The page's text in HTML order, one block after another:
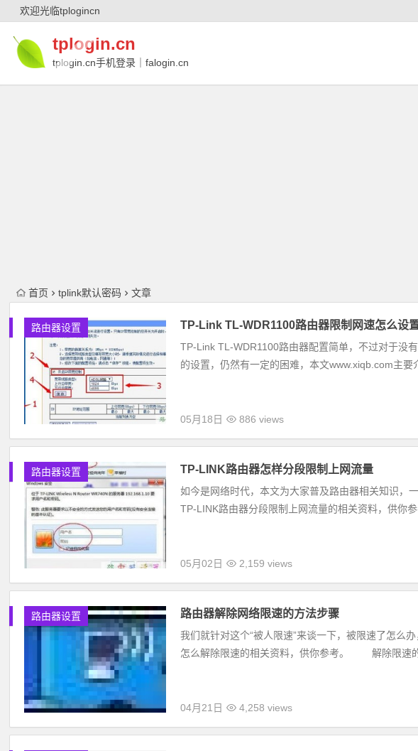
欢迎光临tplogincn
tplogin.cn
tplogin.cn手机登录｜falogin.cn
首页 tplink默认密码 文章
路由器设置 TP-Link TL-WDR1100路由器限制网速怎么设
TP-Link TL-WDR1100路由器配置简单，不过对于没
的设置，仍然有一定的困难，本文www.xiqb.com主要
05月18日 886 views
路由器设置 TP-LINK路由器怎样分段限制上网流量
如今是网络时代，本文为大家普及路由器相关知识，
TP-LINK路由器分段限制上网流量的相关资料，供你
05月02日 2,159 views
路由器设置 路由器解除网络限速的方法步骤
我们就针对这个“被人限速”来谈一下，被限速了怎么
怎么解除限速的相关资料，供你参考。 解除限速的
04月21日 4,258 views